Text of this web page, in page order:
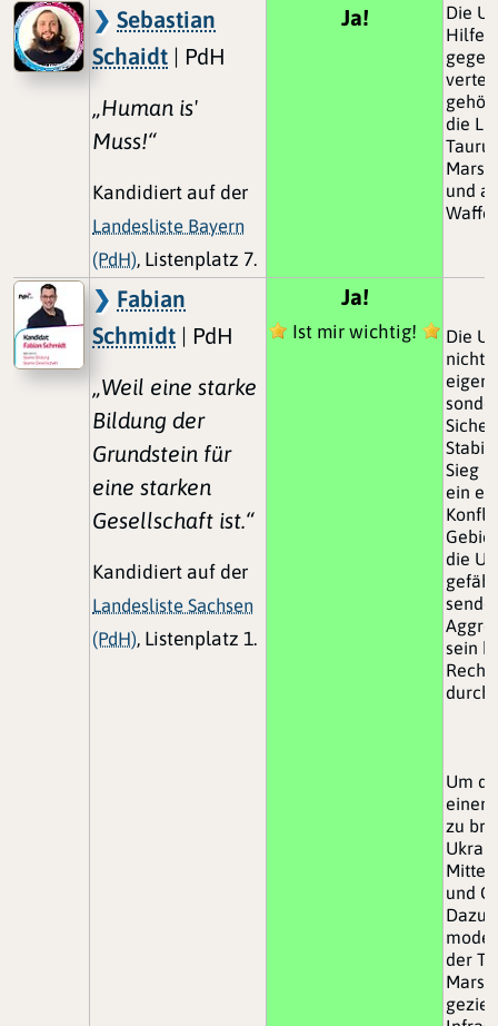
Sebastian
Schaidt | PdH
„Human is'
Muss!“
Kandidiert auf der
Landesliste Bayern
(PdH), Listenplatz 7.
Ja!
Die
Hilfe
die
und
Fabian
Schmidt | PdH
„Weil eine starke
Bildung der
Grundstein für
eine starken
Gesellschaft ist.“
Kandidiert auf der
Landesliste Sachsen
(PdH), Listenplatz 1.
Ja!
Ist mir wichtig!
Die
nicht
Sieg
ein
die
sein
Recht
Um
zu
Mittel
und
Dazu
der